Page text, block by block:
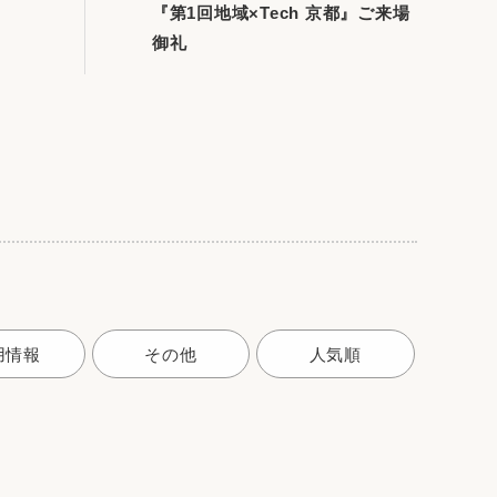
『第1回地域×Tech 京都』ご来場
御礼
情報 その他 人気順